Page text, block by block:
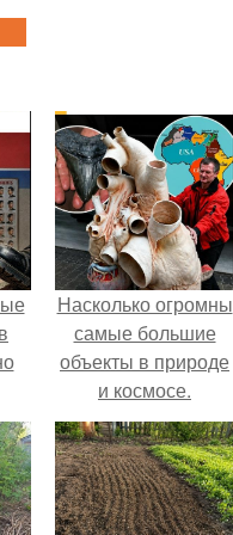
Насколько огромны
самые большие
объекты в природе
и космосе.